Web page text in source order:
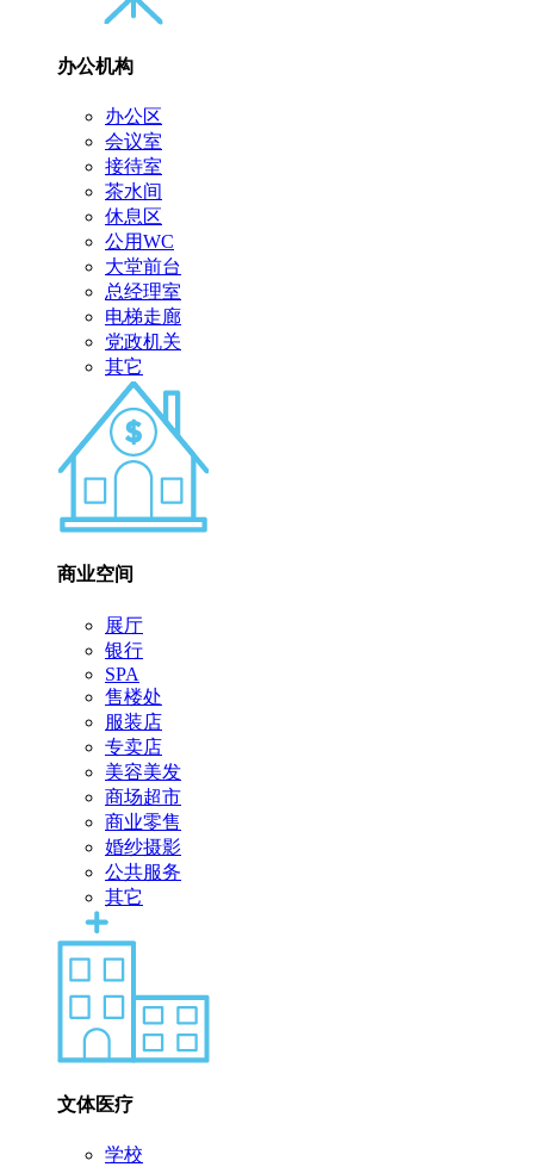
办公机构
办公区
会议室
接待室
茶水间
休息区
公用WC
大堂前台
总经理室
电梯走廊
党政机关
其它
商业空间
展厅
银行
SPA
售楼处
服装店
专卖店
美容美发
商场超市
商业零售
婚纱摄影
公共服务
其它
文体医疗
学校